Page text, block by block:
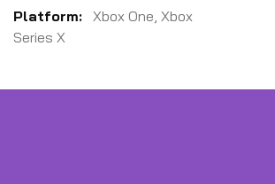
informatie
Xbox One, Xbox
Series X